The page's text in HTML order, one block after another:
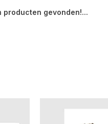
producten gevonden!...